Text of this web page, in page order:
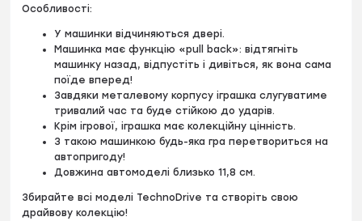
Особливості:
У машинки відчиняються двері.
Машинка має функцію «pull back»: відтягніть
машинку назад, відпустіть і дивіться, як вона сама
поїде вперед!
Завдяки металевому корпусу іграшка слугуватиме
тривалий час та буде стійкою до ударів.
Крім ігрової, іграшка має колекційну цінність.
З такою машинкою будь-яка гра перетвориться на
автопригоду!
Довжина автомоделі близько 11,8 см.
Збирайте всі моделі TechnoDrive та створіть свою
драйвову колекцію!